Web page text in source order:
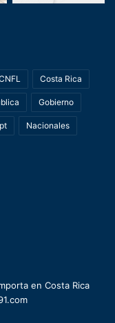
Costa Rica
Gobierno
Nacionales
en Costa Rica